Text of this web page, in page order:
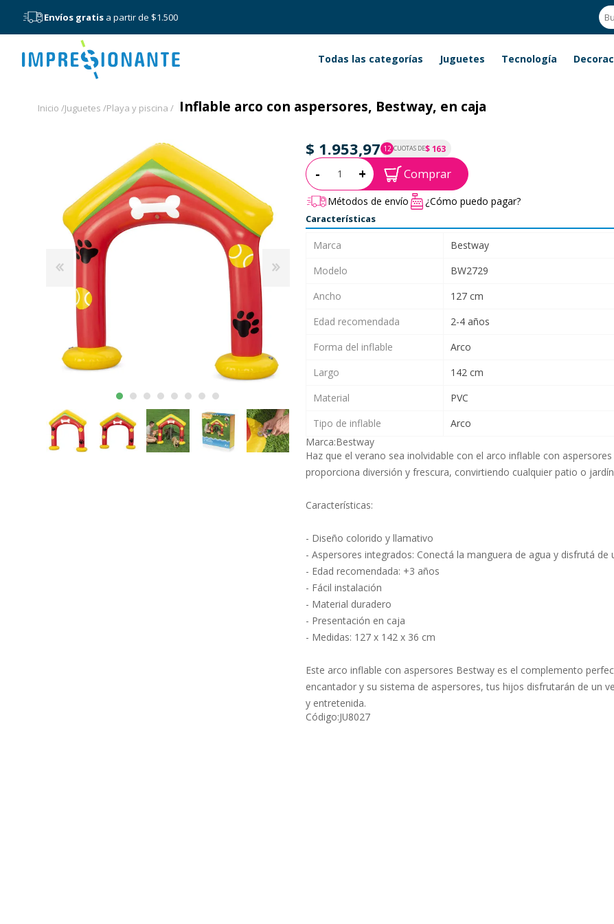
Envíos gratis a partir de $1.500
Menú Todas las categorías Juguetes Tecnología
Inicio /Juguetes /Playa y piscina / Inflable arco con aspersores, Bestway, en caja
$ 1.953,97 12 CUOTAS DE$ 163
P.T.F. $ 1.954
Cantidad:
- + Comprar
Métodos de envío ¿Cómo puedo pagar?
Características
Marca
Bestway
Modelo
BW2729
Ancho
127 cm
Edad recomendada
2-4 años
Forma del inflable
Arco
Largo
142 cm
Material
PVC
Tipo de inflable
Arco
Marca:Bestway
Haz que el verano sea inolvidable con el arco inflable con
proporciona diversión y frescura, convirtiendo cualquier patio o
Características:
- Diseño colorido y llamativo
- Aspersores integrados: Conectá la manguera de agua y disfrutá
- Edad recomendada: +3 años
- Fácil instalación
- Material duradero
- Presentación en caja
- Medidas: 127 x 142 x 36 cm
Este arco inflable con aspersores Bestway es el complemento
encantador y su sistema de aspersores, tus hijos disfrutarán de un
y entretenida.
Código:JU8027